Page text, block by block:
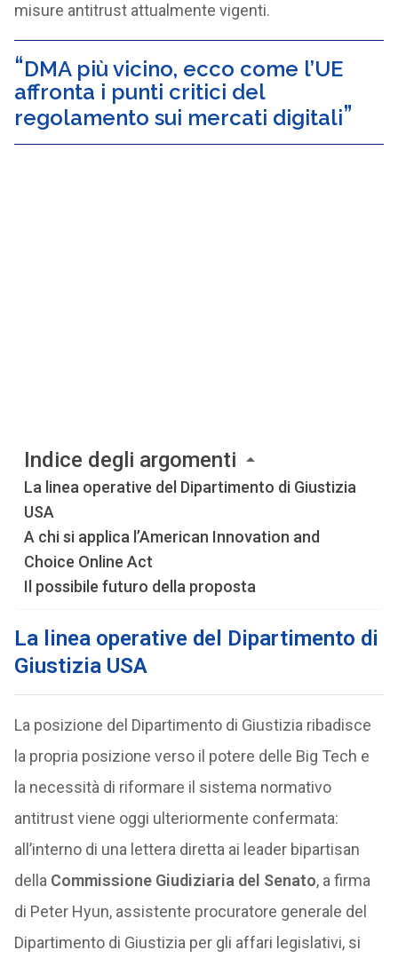
misure antitrust attualmente vigenti.
DMA più vicino, ecco come l’UE
affronta i punti critici del
regolamento sui mercati digitali
Indice degli argomenti
La linea operative del Dipartimento di Giustizia
USA
A chi si applica l’American Innovation and
Choice Online Act
Il possibile futuro della proposta
La linea operative del Dipartimento di
Giustizia USA
La posizione del Dipartimento di Giustizia ribadisce
la propria posizione verso il potere delle Big Tech e
la necessità di riformare il sistema normativo
antitrust viene oggi ulteriormente confermata:
all’interno di una lettera diretta ai leader bipartisan
della Commissione Giudiziaria del Senato, a firma
di Peter Hyun, assistente procuratore generale del
Dipartimento di Giustizia per gli affari legislativi, si